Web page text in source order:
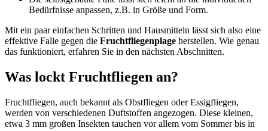
Bedürfnisse anpassen, z.B. in Größe und Form.
Mit ein paar einfachen Schritten und Hausmitteln lässt sich also eine
effektive Falle gegen die Fruchtfliegenplage herstellen. Wie genau
das funktioniert, erfahren Sie in den nächsten Abschnitten.
Was lockt Fruchtfliegen an?
Fruchtfliegen, auch bekannt als Obstfliegen oder Essigfliegen,
werden von verschiedenen Duftstoffen angezogen. Diese kleinen,
etwa 3 mm großen Insekten tauchen vor allem vom Sommer bis in